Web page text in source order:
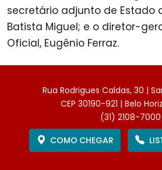
secretário adjunto de Estado
Batista Miguel; e o diretor-
Oficial, Eugênio Ferraz.
Rua Rodrigues Caldas, 30 |
CEP 30190-921 | Belo
(31) 2108-7000
COMO CHEGAR